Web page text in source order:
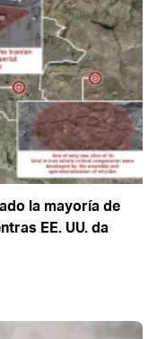
la mayoría de
EE. UU. da